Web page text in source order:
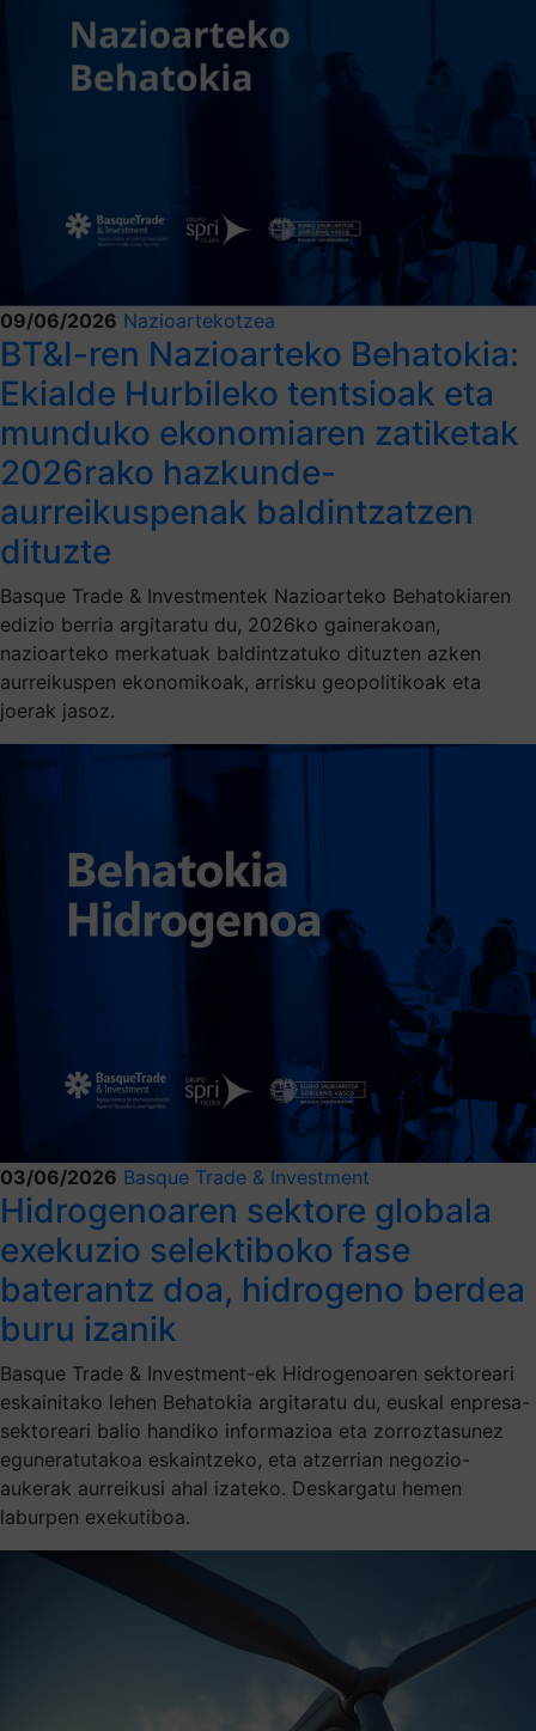
09/06/2026 Nazioartekotzea
BT&I-ren Nazioarteko Behatokia:
Ekialde Hurbileko tentsioak eta
munduko ekonomiaren zatiketak
2026rako hazkunde-
aurreikuspenak baldintzatzen
dituzte
Basque Trade & Investmentek Nazioarteko Behatokiaren
edizio berria argitaratu du, 2026ko gainerakoan,
nazioarteko merkatuak baldintzatuko dituzten azken
aurreikuspen ekonomikoak, arrisku geopolitikoak eta
joerak jasoz.
03/06/2026 Basque Trade & Investment
Hidrogenoaren sektore globala
exekuzio selektiboko fase
baterantz doa, hidrogeno berdea
buru izanik
Basque Trade & Investment-ek Hidrogenoaren sektoreari
eskainitako lehen Behatokia argitaratu du, euskal enpresa-
sektoreari balio handiko informazioa eta zorroztasunez
eguneratutakoa eskaintzeko, eta atzerrian negozio-
aukerak aurreikusi ahal izateko. Deskargatu hemen
laburpen exekutiboa.